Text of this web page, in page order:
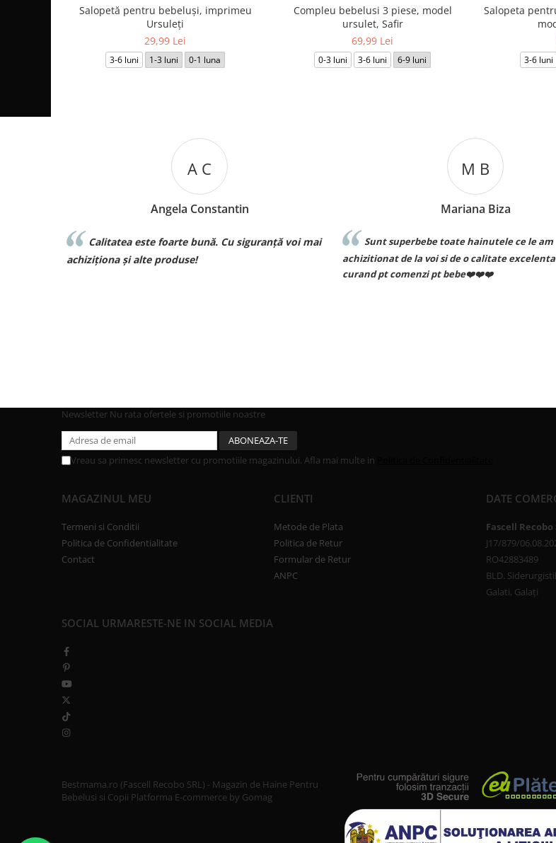
Salopetă pentru bebeluși, imprimeu
Ursuleți
29,99 Lei
3-6 luni 1-3 luni 0-1 luna
Compleu bebelusi 3 piese, model
ursulet, Safir
69,99 Lei
0-3 luni 3-6 luni 6-9 luni
Salopeta
3-6 luni
A C
Angela Constantin
Calitatea este foarte bună. Cu siguranță voi mai
achiziționa și alte produse!
M B
Mariana Biza
Sunt superbebe toate hainutele ce le am
achizitionat de la voi si de o calitate excelenta
curand pt comenzi pt bebe❤️❤️❤️
Newsletter Nu rata ofertele si promotiile noastre
Vreau sa primesc newsletter cu promotiile magazinului. Afla mai multe in
MAGAZINUL MEU
Termeni si Conditii
Politica de Confidentialitate
Contact
CLIENTI
Metode de Plata
Politica de Retur
Formular de Retur
ANPC
DATE
Fascell Recobo
J17/879/
RO42883489
BLD.
Galati, Galați
SOCIAL URMARESTE-NE IN SOCIAL MEDIA
Bestmama.ro (Fascell Recobo SRL) - Magazin de Haine Pentru
Bebelusi si Copii Platforma E-commerce by Gomag